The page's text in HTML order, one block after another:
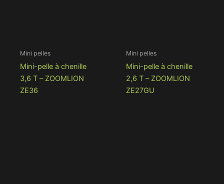
Mini pelles
Mini-pelle à chenille
3,6 T – ZOOMLION
ZE36
Mini pelles
Mini-pelle à chenille
2,6 T – ZOOMLION
ZE27GU